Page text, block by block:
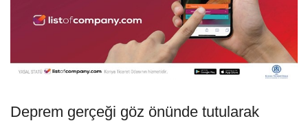
Deprem gerçeği göz önünde tutularak